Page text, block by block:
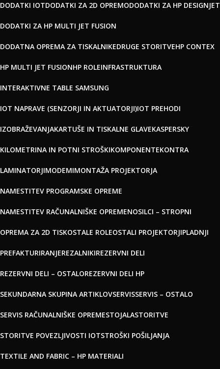
DODATKI IOTDODATKI ZA 2D OPREMODODATKI ZA HP DESIGNJET
DODATKI ZA HP MULTI JET FUSION
DODATNA OPREMA ZA TISKALNIKEDRUGE STORITVEHP CONTEX
HP MULTI JET FUSIONHP ROLEINFRASTRUKTURA
INTERAKTIVNE TABLE SAMSUNG
IOT NAPRAVE (SENZORJI IN AKTUATORJI)IOT PREHODI
IZOBRAŽEVANJAKARTUŠE IN TISKALNE GLAVEKASPERSKY
KILOMETRINA IN POTNI STROŠKIKOMPONENTEKONTRA
LAMINATORJIMODEMIMONTAŽA PROJEKTORJA
NAMESTITEV PROGRAMSKE OPREME
NAMESTITEV RAČUNALNIŠKE OPREMENOSILCI – STROPNI
OPREMA ZA 2D TISKOSTALE ROLEOSTALI PROJEKTORJIPLADNJI
PREFAKTURIRANJEREZALNIKIREZERVNI DELI
REZERVNI DELI – OSTALOREZERVNI DELI HP
SEKUNDARNA SKUPINA ARTIKLOVSERVISSERVIS – OSTALO
SERVIS RAČUNALNIŠKE OPREMESTOJALASTORITVE
STORITVE POVEZLJIVOSTI IOTSTROŠKI POŠILJANJA
TEXTILE AND FABRIC – HP MATERIALI